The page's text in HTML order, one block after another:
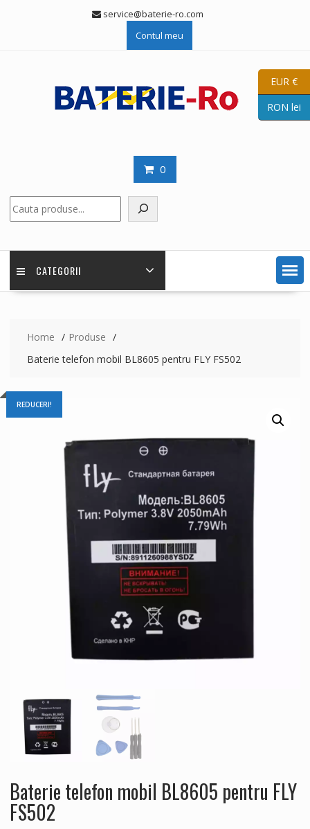
service@baterie-ro.com
Contul meu
0
CATEGORII
Home
Produse
Baterie telefon mobil BL8605 pentru FLY FS502
REDUCERI!
Baterie telefon mobil BL8605 pentru FLY
FS502
EUR €
RON lei